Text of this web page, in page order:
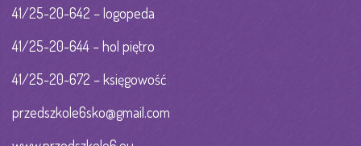
41/25-20-642 – logopeda
41/25-20-644 – hol piętro
41/25-20-672 – księgowość
przedszkole6sko@gmail.com